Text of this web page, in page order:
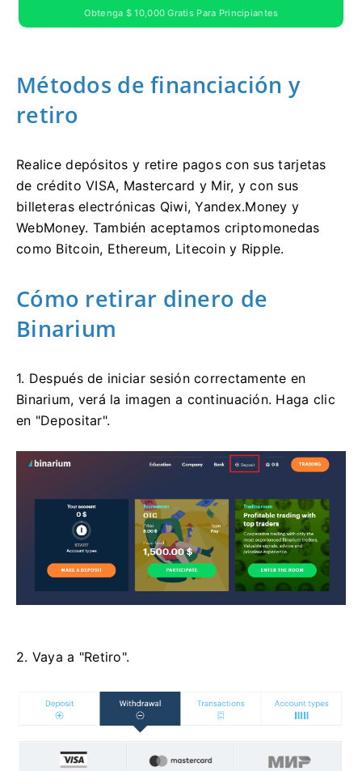
Obtenga $ 10,000 Gratis Para Principiantes
Métodos de financiación y
retiro
Realice depósitos y retire pagos con sus tarjetas
de crédito VISA, Mastercard y Mir, y con sus
billeteras electrónicas Qiwi, Yandex.Money y
WebMoney. También aceptamos criptomonedas
como Bitcoin, Ethereum, Litecoin y Ripple.
Cómo retirar dinero de
Binarium
1. Después de iniciar sesión correctamente en
Binarium, verá la imagen a continuación. Haga clic
en "Depositar".
2. Vaya a "Retiro".